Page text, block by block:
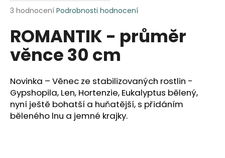
Průměrné
produktu
je
z
hvězdiček.
3 hodnocení Podrobnosti hodnocení
ROMANTIK - průměr
věnce 30 cm
Novinka – Věnec ze stabilizovaných rostlin -
Gypshopila, Len, Hortenzie, Eukalyptus bělený,
nyní ještě bohatší a huňatější, s přidáním
běleného lnu a jemné krajky.
o
p
o
u
č
u
j
e